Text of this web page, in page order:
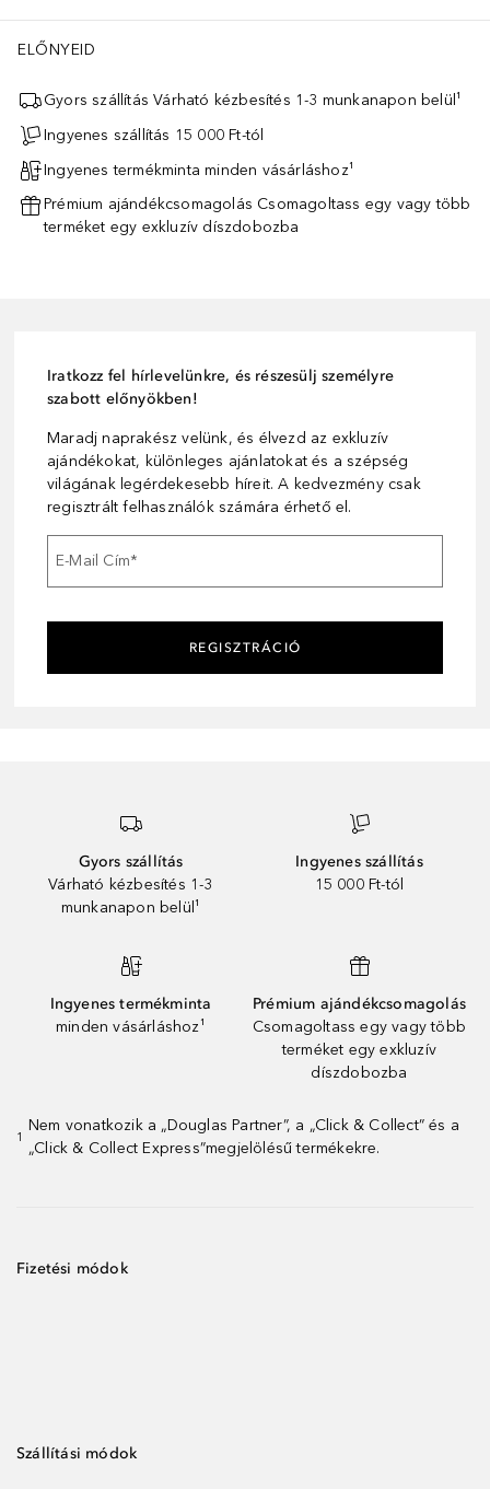
ELŐNYEID
Gyors szállítás Várható kézbesítés 1-3 munkanapon belül¹
Ingyenes szállítás 15 000 Ft-tól
Ingyenes termékminta minden vásárláshoz¹
Prémium ajándékcsomagolás Csomagoltass egy vagy több
terméket egy exkluzív díszdobozba
Iratkozz fel hírlevelünkre, és részesülj személyre
szabott előnyökben!
Maradj naprakész velünk, és élvezd az exkluzív
ajándékokat, különleges ajánlatokat és a szépség
világának legérdekesebb híreit. A kedvezmény csak
regisztrált felhasználók számára érhető el.
E-Mail Cím*
REGISZTRÁCIÓ
Gyors szállítás
Várható kézbesítés 1-3
munkanapon belül¹
Ingyenes szállítás
15 000 Ft-tól
Ingyenes termékminta
minden vásárláshoz¹
Prémium ajándékcsomagolás
Csomagoltass egy vagy több
terméket egy exkluzív
díszdobozba
1
Nem vonatkozik a „Douglas Partner”, a „Click & Collect” és a
„Click & Collect Express”megjelölésű termékekre.
Fizetési módok
Szállítási módok